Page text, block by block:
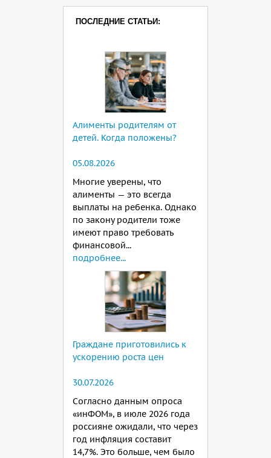
ПОСЛЕДНИЕ СТАТЬИ:
Алименты родителям от
детей. Когда положены?
05.08.2026
Многие уверены, что
алименты — это всегда
выплаты на ребенка. Однако
по закону родители тоже
имеют право требовать
финансовой...
подробнее...
Граждане приготовились к
ускорению роста цен
30.07.2026
Согласно данным опроса
«инФОМ», в июле 2026 года
россияне ожидали, что через
год инфляция составит
14,7%. Это больше, чем было